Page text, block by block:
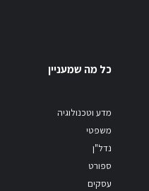
כל מה שמעניין
מדע וטכנולוגיה
משפטי
נדל"ן
ספורט
עסקים